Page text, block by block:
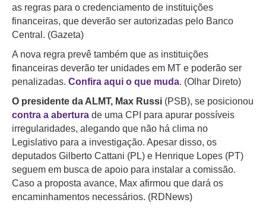
as regras para o credenciamento de instituições
financeiras, que deverão ser autorizadas pelo Banco
Central. (Gazeta)
A nova regra prevê também que as instituições
financeiras deverão ter unidades em MT e poderão ser
penalizadas. Confira aqui o que muda. (Olhar Direto)
O presidente da ALMT, Max Russi (PSB), se posicionou
contra a abertura de uma CPI para apurar possíveis
irregularidades, alegando que não há clima no
Legislativo para a investigação. Apesar disso, os
deputados Gilberto Cattani (PL) e Henrique Lopes (PT)
seguem em busca de apoio para instalar a comissão.
Caso a proposta avance, Max afirmou que dará os
encaminhamentos necessários. (RDNews)